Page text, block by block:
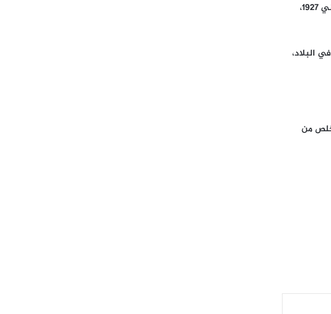
وبسبب هذا التمييز، أقدم “بيمراو رامجي أمبيدكار” ( 14 أبريل 1891 – 6 ديسمبر 1956)، في 25 نوفمبر/تشرين الثاني 1927،
البلاد،
من